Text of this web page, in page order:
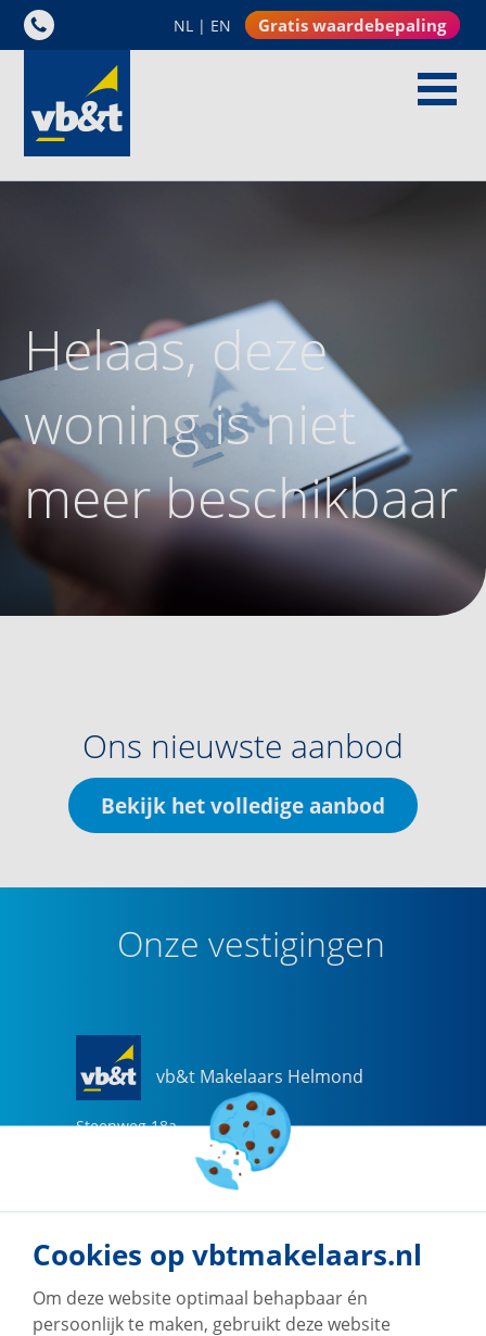
NL | EN Gratis waardebepaling
Helaas, deze
woning is niet
meer beschikbaar
Ons nieuwste aanbod
Bekijk het volledige aanbod
Onze vestigingen
vb&t Makelaars Helmond
Steenweg 18a
helmond@vbtmakelaars.nl
Naar vestiging
Cookies op vbtmakelaars.nl
Om deze website optimaal behapbaar én
persoonlijk te maken, gebruikt deze website